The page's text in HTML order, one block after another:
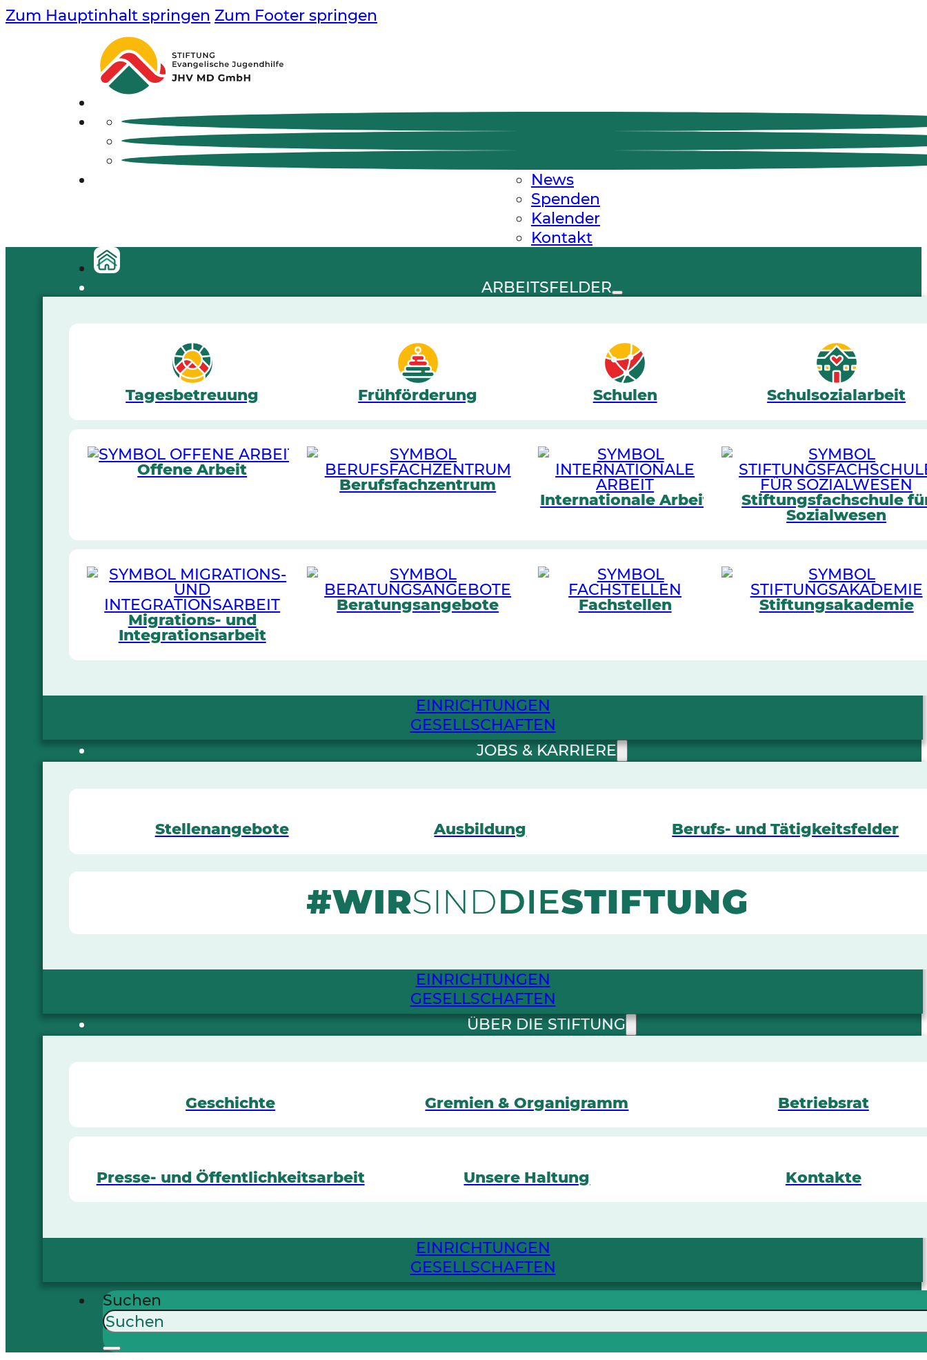
Zum Hauptinhalt springen Zum Footer springen
News
Spenden
Kalender
Kontakt
ARBEITSFELDER
Tagesbetreuung Frühförderung Schulen Schulsozialarbeit
Offene Arbeit
Berufsfachzentrum
Internationale Arbeit Stiftungsfachschule
Sozialwesen
Migrations- und
Integrationsarbeit
Beratungsangebote Fachstellen Stiftungsakademie
EINRICHTUNGEN
GESELLSCHAFTEN
JOBS & KARRIERE
Stellenangebote Ausbildung Berufs- und Tätigkeitsfelder
EINRICHTUNGEN
GESELLSCHAFTEN
ÜBER DIE STIFTUNG
Geschichte Gremien & Organigramm Betriebsrat
Presse- und Öffentlichkeitsarbeit Unsere Haltung Kontakte
EINRICHTUNGEN
GESELLSCHAFTEN
Suchen